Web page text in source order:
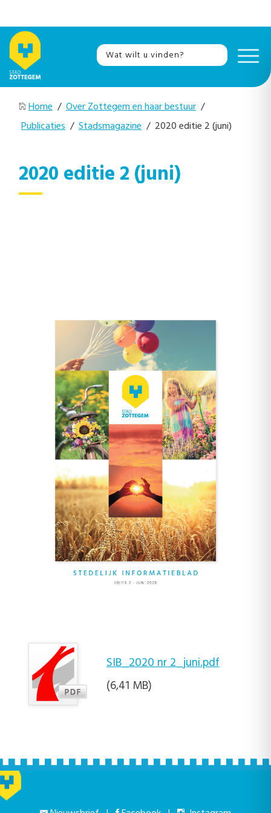
Home / Over Zottegem en haar bestuur /
Publicaties / Stadsmagazine / 2020 editie 2 (juni)
2020 editie 2 (juni)
SIB_2020 nr 2_juni.pdf
(6,41 MB)